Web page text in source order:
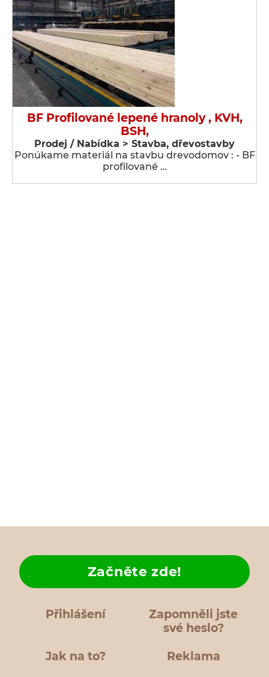
BF Profilované lepené hranoly , KVH,
BSH,
Prodej / Nabídka > Stavba, dřevostavby
Ponúkame materiál na stavbu drevodomov : - BF
profilované …
Přihlášení
Zapomněli jste
své heslo?
Jak na to?
Začněte zde!
Reklama